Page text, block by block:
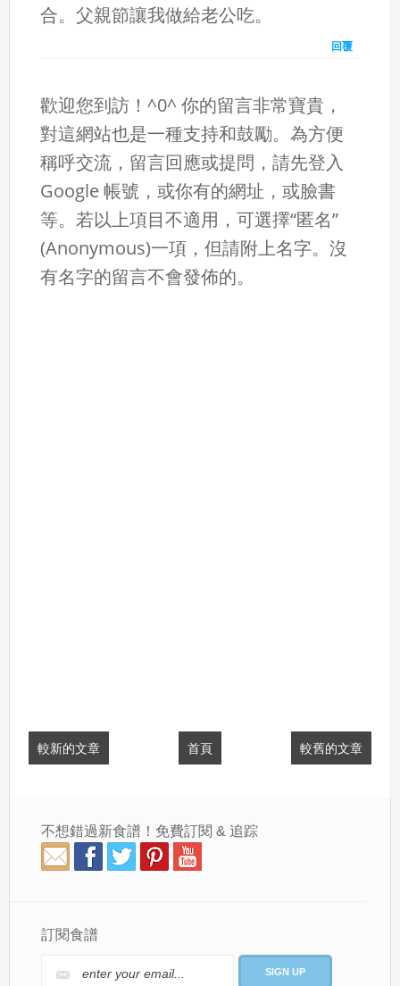
合。父親節讓我做給老公吃。
回覆
歡迎您到訪！^0^ 你的留言非常寶貴，
對這網站也是一種支持和鼓勵。為方便
稱呼交流，留言回應或提問，請先登入
Google 帳號，或你有的網址，或臉書
等。若以上項目不適用，可選擇“匿名”
(Anonymous)一項，但請附上名字。沒
有名字的留言不會發佈的。
較新的文章 較舊的文章
首頁
不想錯過新食譜！免費訂閱 & 追踪
訂閱食譜